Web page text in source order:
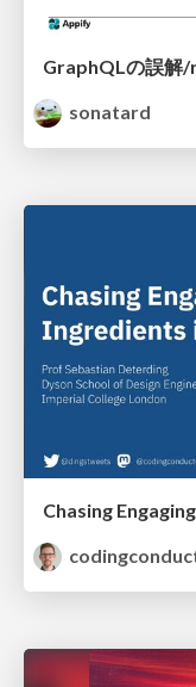
GraphQLの誤解
sonatard
Chasing